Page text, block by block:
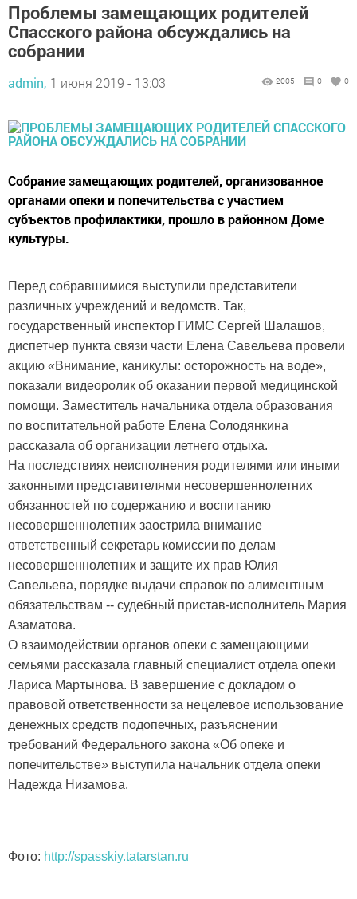
Проблемы замещающих родителей
Спасского района обсуждались на
собрании
admin, 1 июня 2019 - 13:03 2005 0 0
Собрание замещающих родителей, организованное
органами опеки и попечительства с участием
субъектов профилактики, прошло в районном Доме
культуры.
Перед собравшимися выступили представители
различных учреждений и ведомств. Так,
государственный инспектор ГИМС Сергей Шалашов,
диспетчер пункта связи части Елена Савельева провели
акцию «Внимание, каникулы: осторожность на воде»,
показали видеоролик об оказании первой медицинской
помощи. Заместитель начальника отдела образования
по воспитательной работе Елена Солодянкина
рассказала об организации летнего отдыха.
На последствиях неисполнения родителями или иными
законными представителями несовершеннолетних
обязанностей по содержанию и воспитанию
несовершеннолетних заострила внимание
ответственный секретарь комиссии по делам
несовершеннолетних и защите их прав Юлия
Савельева, порядке выдачи справок по алиментным
обязательствам -- судебный пристав-исполнитель Мария
Азаматова.
О взаимодействии органов опеки с замещающими
семьями рассказала главный специалист отдела опеки
Лариса Мартынова. В завершение с докладом о
правовой ответственности за нецелевое использование
денежных средств подопечных, разъяснении
требований Федерального закона «Об опеке и
попечительстве» выступила начальник отдела опеки
Надежда Низамова.
Фото: http://spasskiy.tatarstan.ru